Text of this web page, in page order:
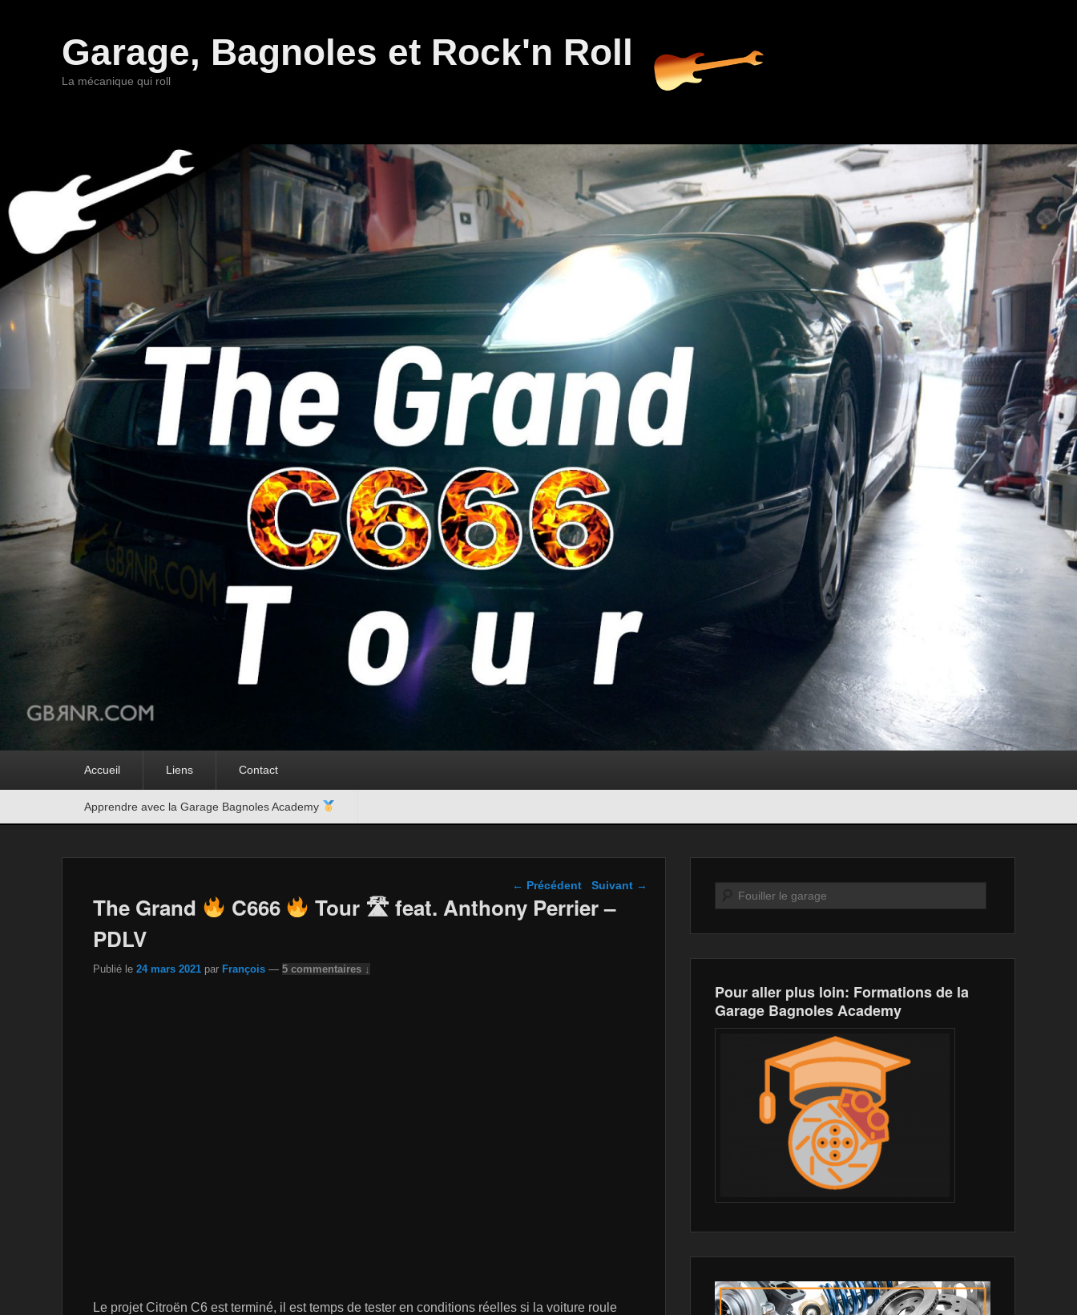
Garage, Bagnoles et Rock'n Roll
La mécanique qui roll
Accueil Liens Contact
Apprendre avec la Garage Bagnoles Academy
Navigation dans les
← Précédent Suivant →
The Grand C666
Tour 🛣 feat. Anthony Perrier –
PDLV ​
Publié le 24 mars 2021 par François — 5 commentaires ↓
Le projet Citroën C6 est terminé, il est temps de tester en conditions réelles si la voiture roule
Recherche
Pour aller plus loin: Formations de la
Garage Bagnoles Academy